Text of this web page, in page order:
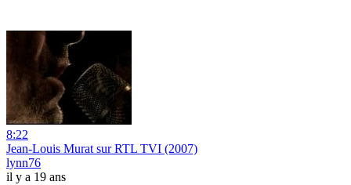
8:22
Jean-Louis Murat sur RTL TVI (2007)
lynn76
il y a 19 ans